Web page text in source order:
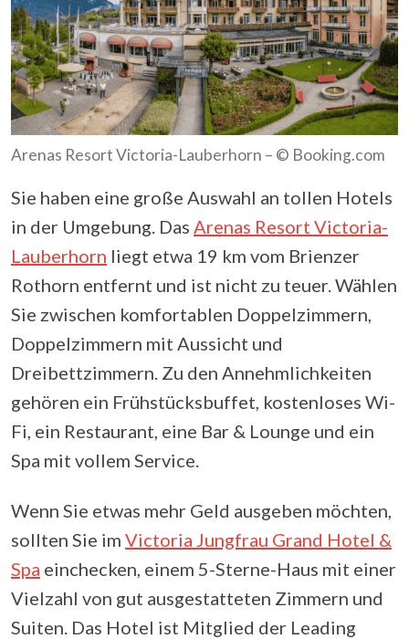
Arenas Resort Victoria-Lauberhorn – © Booking.com
Sie haben eine große Auswahl an tollen Hotels
in der Umgebung. Das Arenas Resort Victoria-
Lauberhorn liegt etwa 19 km vom Brienzer
Rothorn entfernt und ist nicht zu teuer. Wählen
Sie zwischen komfortablen Doppelzimmern,
Doppelzimmern mit Aussicht und
Dreibettzimmern. Zu den Annehmlichkeiten
gehören ein Frühstücksbuffet, kostenloses Wi-
Fi, ein Restaurant, eine Bar & Lounge und ein
Spa mit vollem Service.
Wenn Sie etwas mehr Geld ausgeben möchten,
sollten Sie im Victoria Jungfrau Grand Hotel &
Spa einchecken, einem 5-Sterne-Haus mit einer
Vielzahl von gut ausgestatteten Zimmern und
Suiten. Das Hotel ist Mitglied der Leading